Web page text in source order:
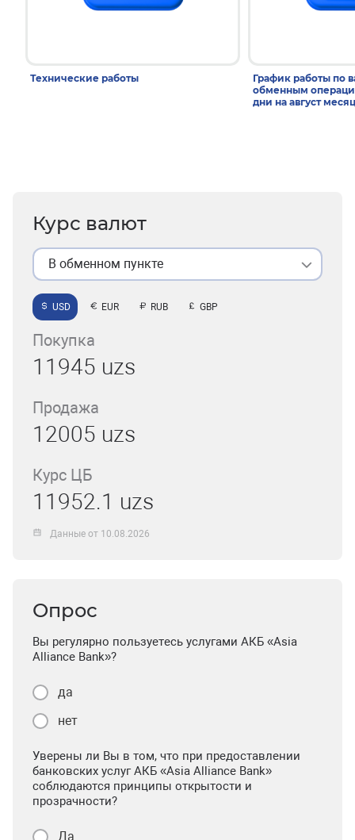
Технические работы
График работы по
обменным
дни на август месяц
Курс валют
В обменном пункте
USD EUR RUB GBP
Покупка
11945 uzs
Продажа
12005 uzs
Курс ЦБ
11952.1 uzs
Данные от 10.08.2026
Опрос
Вы регулярно пользуетесь услугами АКБ «Asia
Alliance Bank»?
да
нет
Уверены ли Вы в том, что при предоставлении
банковских услуг АКБ «Asia Alliance Bank»
соблюдаются принципы открытости и
прозрачности?
Да